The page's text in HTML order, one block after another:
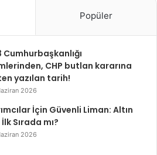
Popüler
Cumhurbaşkanlığı
CHP butlan kararına
yazılan tarih!
2026
İçin Güvenli Liman: Altın
Sırada mı?
2026